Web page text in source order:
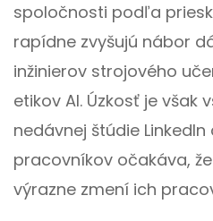
spoločnosti podľa
rapídne zvyšujú nábor
inžinierov strojového
etikov AI. Úzkosť je
nedávnej štúdie
pracovníkov očakáva,
výrazne zmení ich